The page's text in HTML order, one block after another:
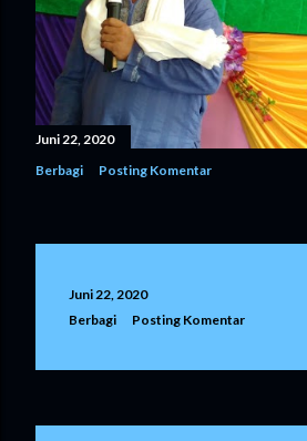
Juni 22, 2020
Berbagi
Posting Komentar
Juni 22, 2020
Berbagi
Posting Komentar